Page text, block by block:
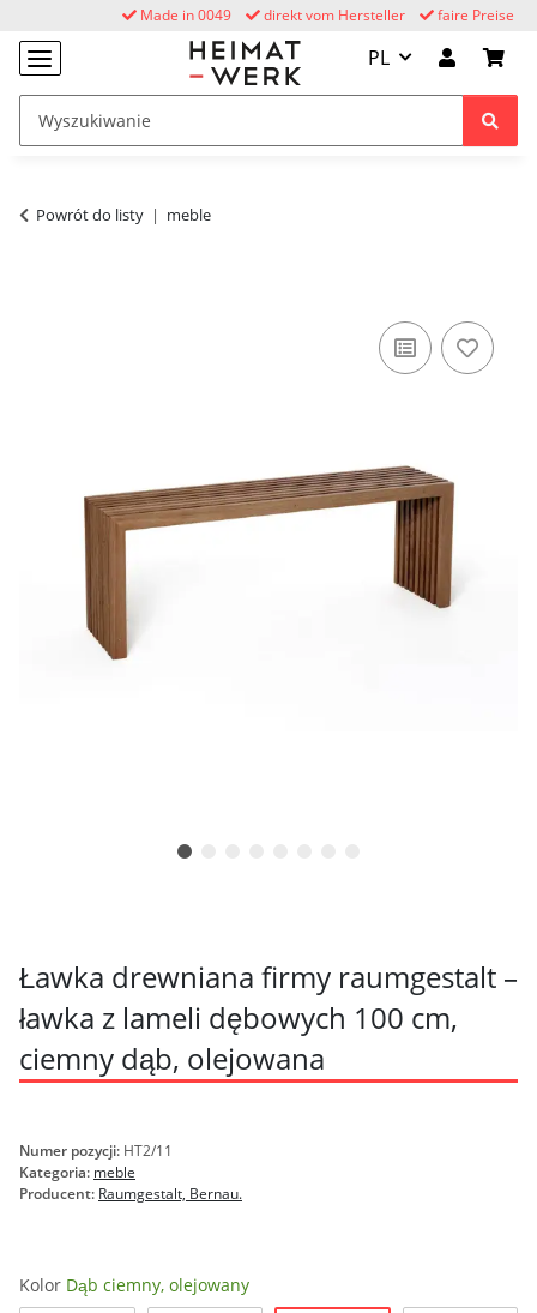
faire Preise
direkt vom Hersteller
Made in 0049
PL
Powrót do listy meble
Ławka drewniana firmy raumgestalt –
ławka z lameli dębowych 100 cm,
ciemny dąb, olejowana
Numer pozycji: HT2/11
Kategoria: meble
Producent: Raumgestalt, Bernau.
Kolor Dąb ciemny, olejowany